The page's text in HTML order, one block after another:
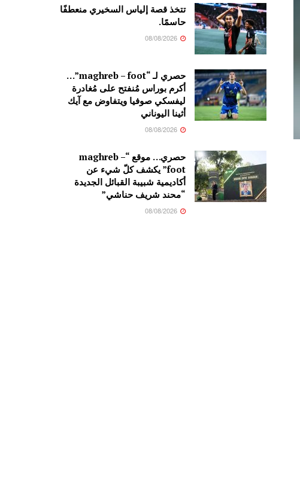
تتخذ قصة إلياس السخيري منعطفًا
حاسمًا.
حصري لـ “maghreb – foot”…
أكرم بوراس مُنفتح على مُغادرة
ليفسكي صوفيا ويتفاوض مع آيك
أثينا اليوناني
حصري… موقع “maghreb –
foot” يكشف كلّ شيء عن
أكاديمية شبيبة القبائل الجديدة
“محند شريف حناشي”